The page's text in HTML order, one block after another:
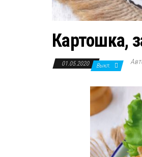
Картошка,
01.05.2020 Выкл.